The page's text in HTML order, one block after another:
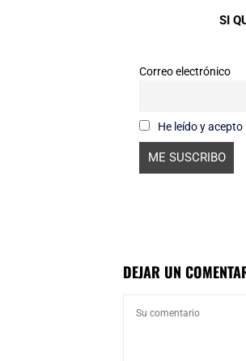
SI
Correo electrónico
He leído y
DEJAR UN